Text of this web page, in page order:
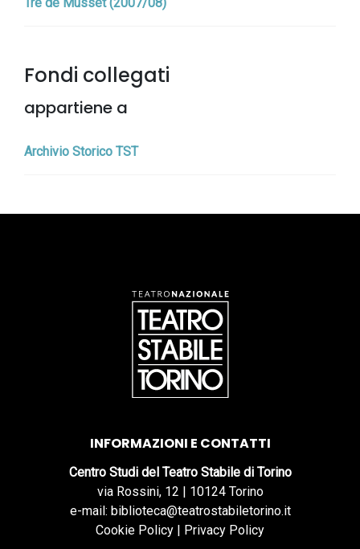
Fondi collegati
appartiene a
Archivio Storico TST
INFORMAZIONI E CONTATTI
Centro Studi del Teatro Stabile di Torino
via Rossini, 12 | 10124 Torino
e-mail: biblioteca@teatrostabiletorino.it
Cookie Policy | Privacy Policy